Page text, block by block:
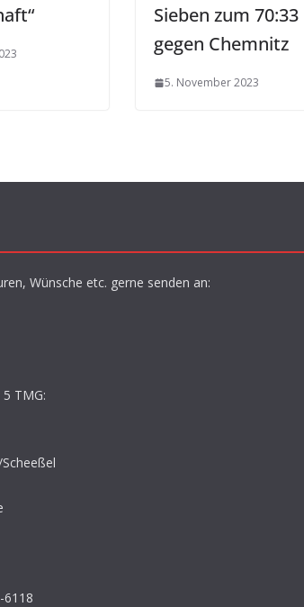
Sieben zum 70:33
gegen Chemnitz
5. November 2023
Wünsche etc. gerne senden an:
TMG:
6118